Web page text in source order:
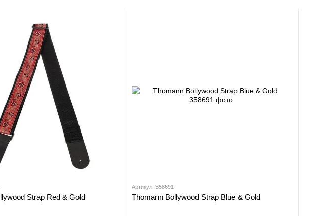
Strap Red & Gold
Артикул: 358691
Thomann Bollywood Strap Blue & Gold